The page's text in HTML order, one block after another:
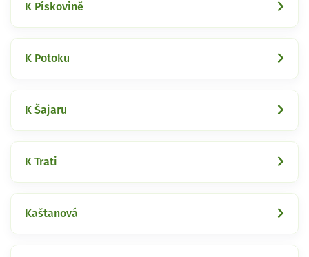
K Pískovině
K Potoku
K Šajaru
K Trati
Kaštanová